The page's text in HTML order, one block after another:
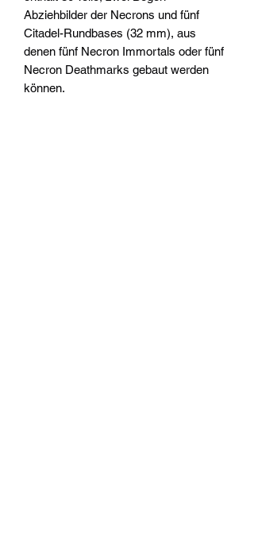
Abziehbilder der Necrons und fünf
Citadel-Rundbases (32 mm), aus
denen fünf Necron Immortals oder fünf
Necron Deathmarks gebaut werden
können.